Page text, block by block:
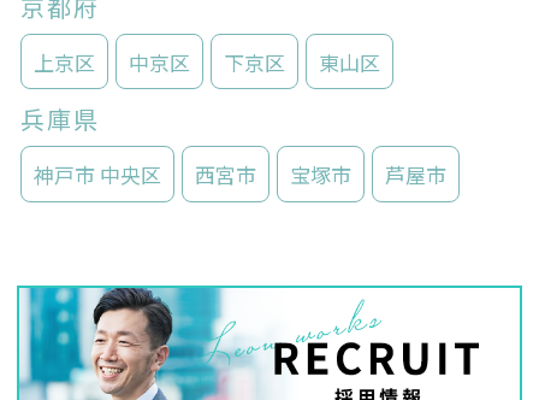
京都府
上京区 中京区 下京区 東山区
兵庫県
神戸市 中央区 西宮市 宝塚市 芦屋市